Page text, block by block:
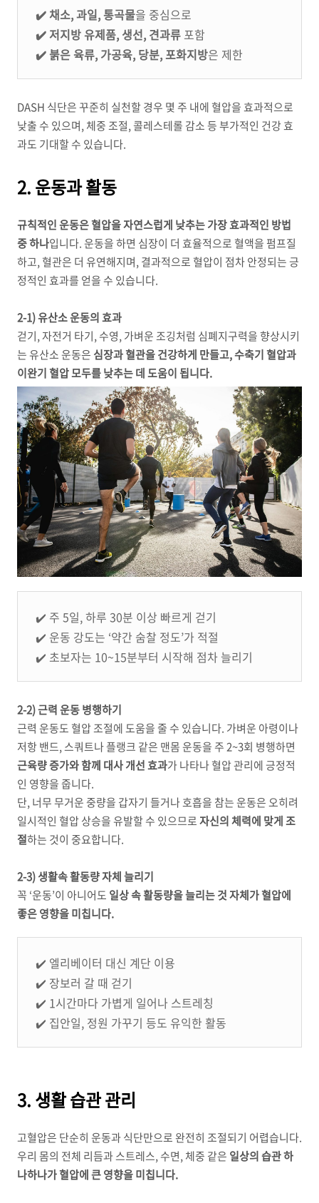
✔️채소, 과일, 통곡물을 중심으로
✔️저지방 유제품, 생선, 견과류 포함
✔️붉은 육류, 가공육, 당분, 포화지방은 제한
DASH 식단은 꾸준히 실천할 경우 몇 주 내에 혈압을 효과적으로
낮출 수 있으며, 체중 조절, 콜레스테롤 감소 등 부가적인 건강 효
과도 기대할 수 있습니다.
2. 운동과 활동
규칙적인 운동은 혈압을 자연스럽게 낮추는 가장 효과적인 방법
중 하나입니다. 운동을 하면 심장이 더 효율적으로 혈액을 펌프질
하고, 혈관은 더 유연해지며, 결과적으로 혈압이 점차 안정되는 긍
정적인 효과를 얻을 수 있습니다.
2-1) 유산소 운동의 효과
걷기, 자전거 타기, 수영, 가벼운 조깅처럼 심폐지구력을 향상시키
는 유산소 운동은 심장과 혈관을 건강하게 만들고, 수축기 혈압과
이완기 혈압 모두를 낮추는 데 도움이 됩니다.
✔️ 주 5일, 하루 30분 이상 빠르게 걷기
✔️ 운동 강도는 ‘약간 숨찰 정도’가 적절
✔️ 초보자는 10~15분부터 시작해 점차 늘리기
2-2) 근력 운동 병행하기
근력 운동도 혈압 조절에 도움을 줄 수 있습니다. 가벼운 아령이나
저항 밴드, 스쿼트나 플랭크 같은 맨몸 운동을 주 2~3회 병행하면
근육량 증가와 함께 대사 개선 효과가 나타나 혈압 관리에 긍정적
인 영향을 줍니다.
단, 너무 무거운 중량을 갑자기 들거나 호흡을 참는 운동은 오히려
일시적인 혈압 상승을 유발할 수 있으므로자신의 체력에 맞게 조
절하는 것이 중요합니다.
2-3) 생활속 활동량 자체 늘리기
꼭 ‘운동’이 아니어도 일상 속 활동량을 늘리는 것 자체가 혈압에
좋은 영향을 미칩니다.
✔️ 엘리베이터 대신 계단 이용
✔️ 장보러 갈 때 걷기
✔️ 1시간마다 가볍게 일어나 스트레칭
✔️ 집안일, 정원 가꾸기 등도 유익한 활동
3. 생활 습관 관리
고혈압은 단순히 운동과 식단만으로 완전히 조절되기 어렵습니다.
우리 몸의 전체 리듬과 스트레스, 수면, 체중 같은 일상의 습관 하
나하나가 혈압에 큰 영향을 미칩니다.